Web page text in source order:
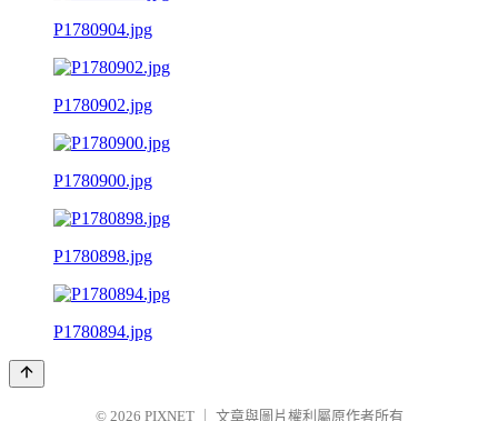
P1780904.jpg
P1780902.jpg
P1780900.jpg
P1780898.jpg
P1780894.jpg
© 2026 PIXNET 文章與圖片權利屬原作者所有